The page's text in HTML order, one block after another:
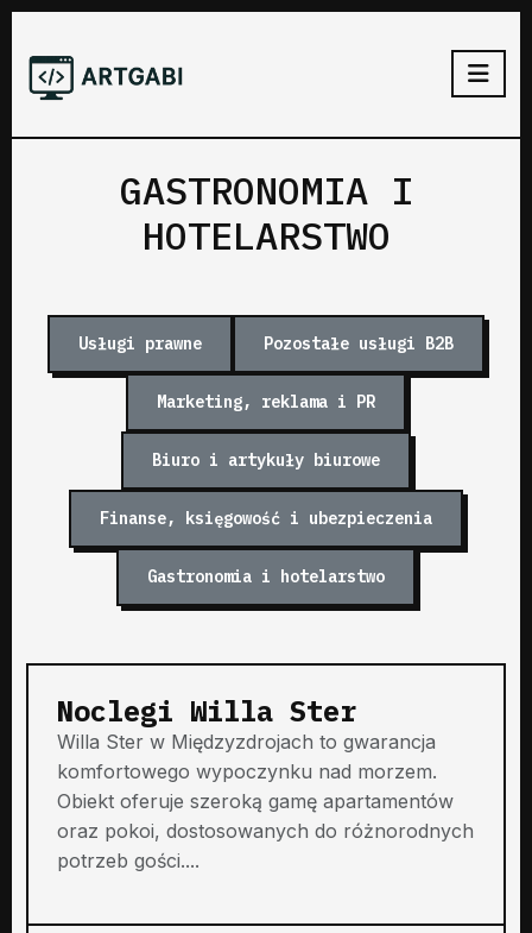
GASTRONOMIA I
HOTELARSTWO
Usługi prawne Pozostałe usługi B2B
Marketing, reklama i PR
Biuro i artykuły biurowe
Finanse, księgowość i ubezpieczenia
Gastronomia i hotelarstwo
Noclegi Willa Ster
Willa Ster w Międzyzdrojach to gwarancja
komfortowego wypoczynku nad morzem.
Obiekt oferuje szeroką gamę apartamentów
oraz pokoi, dostosowanych do różnorodnych
potrzeb gości....